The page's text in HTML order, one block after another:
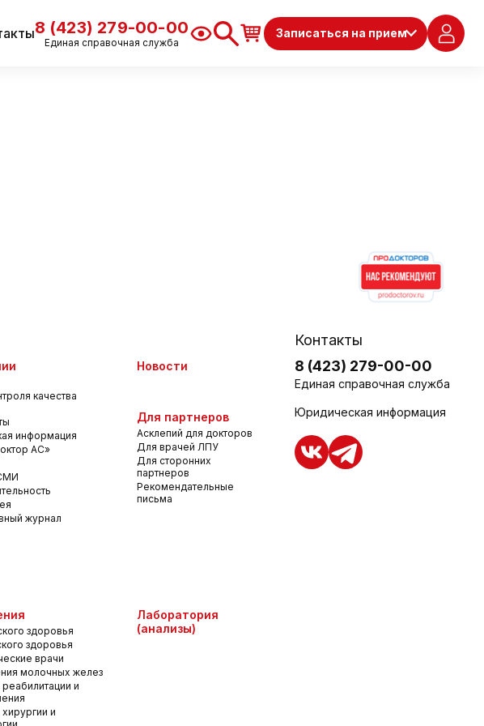
8 (423) 279-00-00
Единая справочная служба
Записаться на прием
качества
информация
АС»
журнал
Новости
Для партнеров
Асклепий для докторов
Для врачей ЛПУ
Для сторонних
партнеров
Рекомендательные
письма
здоровья
здоровья
врачи
молочных желез
и
и
Лаборатория
(анализы)
Контакты
8 (423) 279-00-00
Единая справочная служба
Юридическая информация